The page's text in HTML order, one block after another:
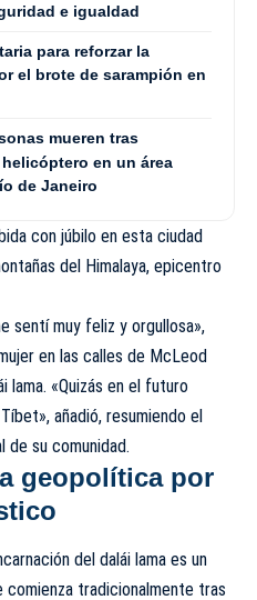
e igualdad
para reforzar la
el brote de sarampión en
mueren tras
en un área
de Janeiro
con júbilo en esta ciudad
del Himalaya, epicentro
sentí muy feliz y orgullosa»,
en las calles de McLeod
lama. «Quizás en el futuro
añadió, resumiendo el
de su comunidad.
geopolítica por
del dalái lama es un
comienza tradicionalmente tras